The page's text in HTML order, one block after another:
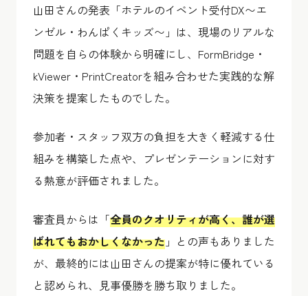
山田さんの発表「ホテルのイベント受付DX〜エ
ンゼル・わんぱくキッズ〜」は、現場のリアルな
問題を自らの体験から明確にし、FormBridge・
kViewer・PrintCreatorを組み合わせた実践的な解
決策を提案したものでした。
参加者・スタッフ双方の負担を大きく軽減する仕
組みを構築した点や、プレゼンテーションに対す
る熱意が評価されました。
審査員からは「全員のクオリティが高く、誰が選
ばれてもおかしくなかった 」との声もありました
が、最終的には山田さんの提案が特に優れている
と認められ、見事優勝を勝ち取りました。